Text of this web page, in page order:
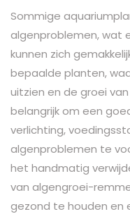
Sommige
algenproblemen, wat
kunnen zich
bepaalde planten,
uitzien en de groei
belangrijk om een
verlichting,
algenproblemen te
het handmatig
van algengroei-
gezond te houden en